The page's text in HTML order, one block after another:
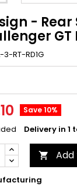
-
GT
3-RT-RD1G
Save 10%
Delivery in 1
